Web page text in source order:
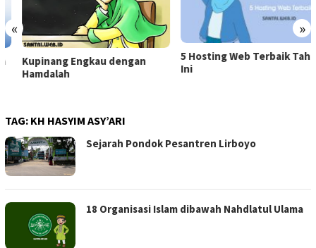
« »
Kupinang Engkau dengan
Hamdalah
5 Hosting Web Terbaik Tahun
TAG: KH HASYIM ASY’ARI
Sejarah Pondok Pesantren Lirboyo
18 Organisasi Islam dibawah Nahdlatul Ulama